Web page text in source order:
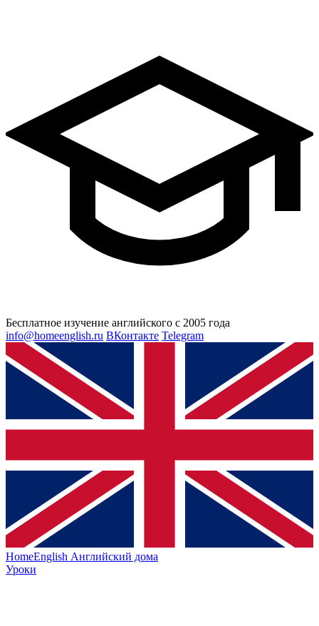
Бесплатное изучение английского с 2005 года
info@homeenglish.ru ВКонтакте Telegram
HomeEnglish Английский дома
Уроки